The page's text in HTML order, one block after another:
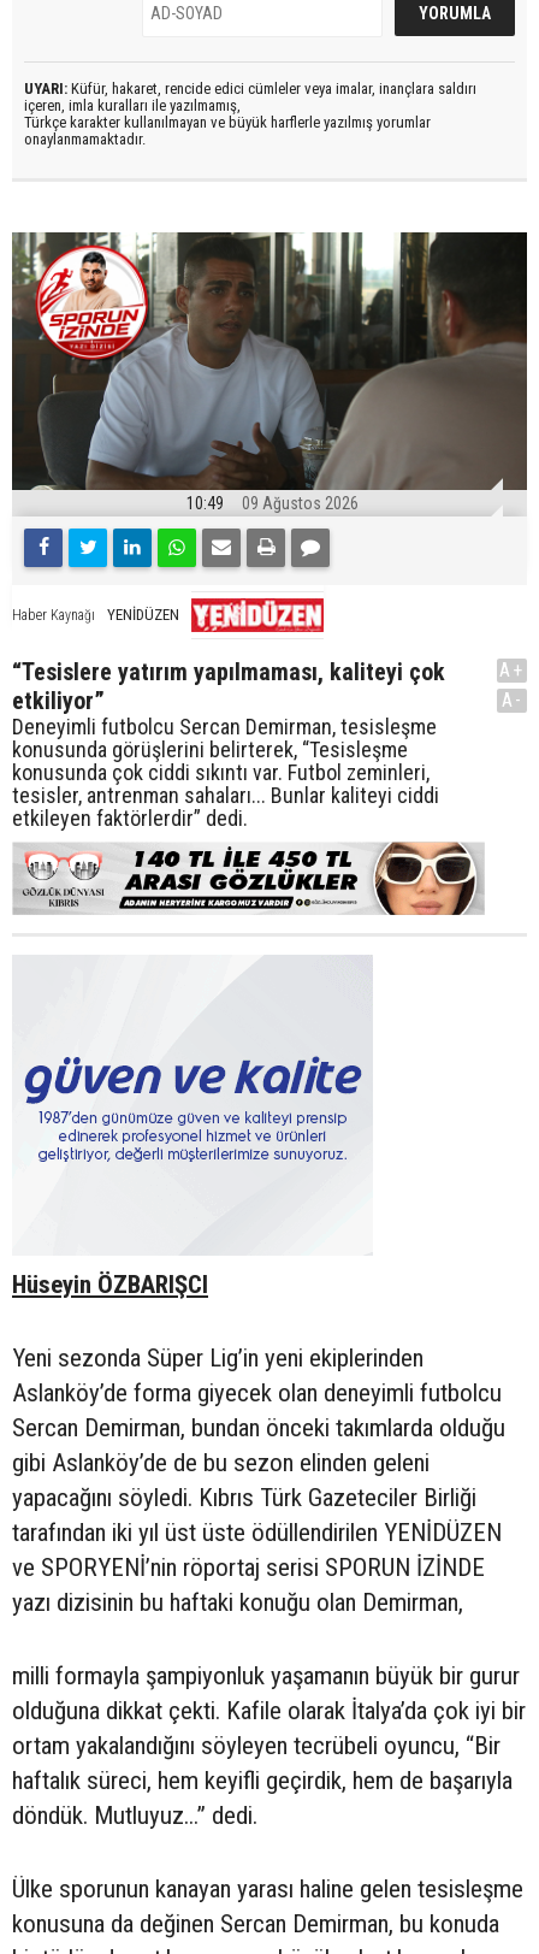
UYARI: Küfür, hakaret, rencide edici cümleler veya imalar, inançlara saldırı
içeren, imla kuralları ile yazılmamış,
Türkçe karakter kullanılmayan ve büyük harflerle yazılmış yorumlar
onaylanmamaktadır.
10:49 09 Ağustos 2026
Haber Kaynağı YENİDÜZEN
“Tesislere yatırım yapılmaması, kaliteyi çok
etkiliyor”
Deneyimli futbolcu Sercan Demirman, tesisleşme
konusunda görüşlerini belirterek, “Tesisleşme
konusunda çok ciddi sıkıntı var. Futbol zeminleri,
tesisler, antrenman sahaları... Bunlar kaliteyi ciddi
etkileyen faktörlerdir” dedi.
A+
A-
Hüseyin ÖZBARIŞCI
Yeni sezonda Süper Lig’in yeni ekiplerinden
Aslanköy’de forma giyecek olan deneyimli futbolcu
Sercan Demirman, bundan önceki takımlarda olduğu
gibi Aslanköy’de de bu sezon elinden geleni
yapacağını söyledi. Kıbrıs Türk Gazeteciler Birliği
tarafından iki yıl üst üste ödüllendirilen YENİDÜZEN
ve SPORYENİ’nin röportaj serisi SPORUN İZİNDE
yazı dizisinin bu haftaki konuğu olan Demirman,
milli formayla şampiyonluk yaşamanın büyük bir gurur
olduğuna dikkat çekti. Kafile olarak İtalya’da çok iyi bir
ortam yakalandığını söyleyen tecrübeli oyuncu, “Bir
haftalık süreci, hem keyifli geçirdik, hem de başarıyla
döndük. Mutluyuz...” dedi.
Ülke sporunun kanayan yarası haline gelen tesisleşme
konusuna da değinen Sercan Demirman, bu konuda